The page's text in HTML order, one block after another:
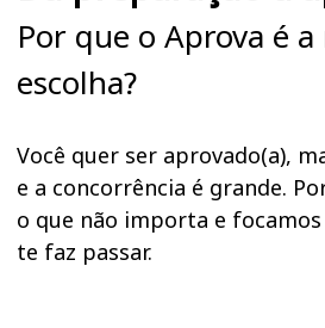
Por que o Aprova é
escolha?
Você quer ser aprovado(a),
e a concorrência é grande.
o que não importa e
te faz passar.